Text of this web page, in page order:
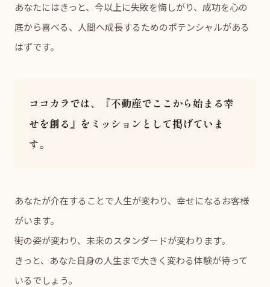
あなたにはきっと、今以上に失敗を悔しがり、成功を心の
底から喜べる、人間へ成長するためのポテンシャルがある
はずです。
ココカラでは、『不動産でここから始まる幸
せを創る』をミッションとして掲げていま
す。
あなたが介在することで人生が変わり、幸せになるお客様
がいます。
街の姿が変わり、未来のスタンダードが変わります。
きっと、あなた自身の人生まで大きく変わる体験が待って
いるでしょう。